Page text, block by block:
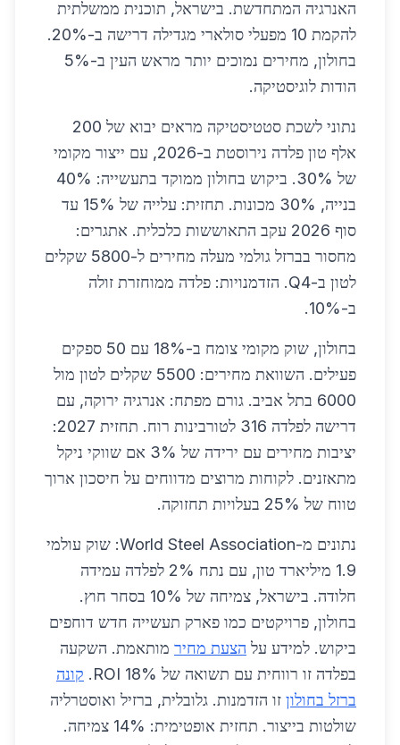
האנרגיה המתחדשת. בישראל, תוכנית ממשלתית
להקמת 10 מפעלי סולארי מגדילה דרישה ב-20%.
בחולון, מחירים נמוכים יותר מראש העין ב-5%
הודות לוגיסטיקה.
נתוני לשכת סטטיסטיקה מראים יבוא של 200
אלף טון פלדה נירוסטת ב-2026, עם ייצור מקומי
של 30%. ביקוש בחולון ממוקד בתעשייה: 40%
בנייה, 30% מכונות. תחזית: עלייה של 15% עד
סוף 2026 עקב התאוששות כלכלית. אתגרים:
מחסור בברזל גולמי מעלה מחירים ל-5800 שקלים
לטון ב-Q4. הזדמנויות: פלדה ממוחזרת זולה
ב-10%.
בחולון, שוק מקומי צומח ב-18% עם 50 ספקים
פעילים. השוואת מחירים: 5500 שקלים לטון מול
6000 בתל אביב. גורם מפתח: אנרגיה ירוקה, עם
דרישה לפלדה 316 לטורבינות רוח. תחזית 2027:
יציבות מחירים עם ירידה של 3% אם שווקי ניקל
מתאזנים. לקוחות מרוצים מדווחים על חיסכון ארוך
טווח של 25% בעלויות תחזוקה.
נתונים מ-World Steel Association: שוק עולמי
1.9 מיליארד טון, עם נתח 2% לפלדה עמידה
חלודה. בישראל, צמיחה של 10% בסחר חוץ.
בחולון, פרויקטים כמו פארק תעשייה חדש דוחפים
ביקוש. למידע על הצעת מחיר מותאמת. השקעה
בפלדה זו רווחית עם תשואה של 18% ROI.
קונה
ברזל בחולון זו הזדמנות. גלובלית, ברזיל ואוסטרליה
שולטות בייצור. תחזית אופטימית: 14% צמיחה.